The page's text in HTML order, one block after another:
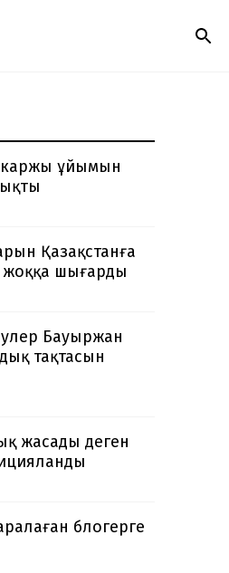
ұйымын
Қазақстанға
жоққа шығарды
Бауыржан
тақтасын
жасады деген
блогерге